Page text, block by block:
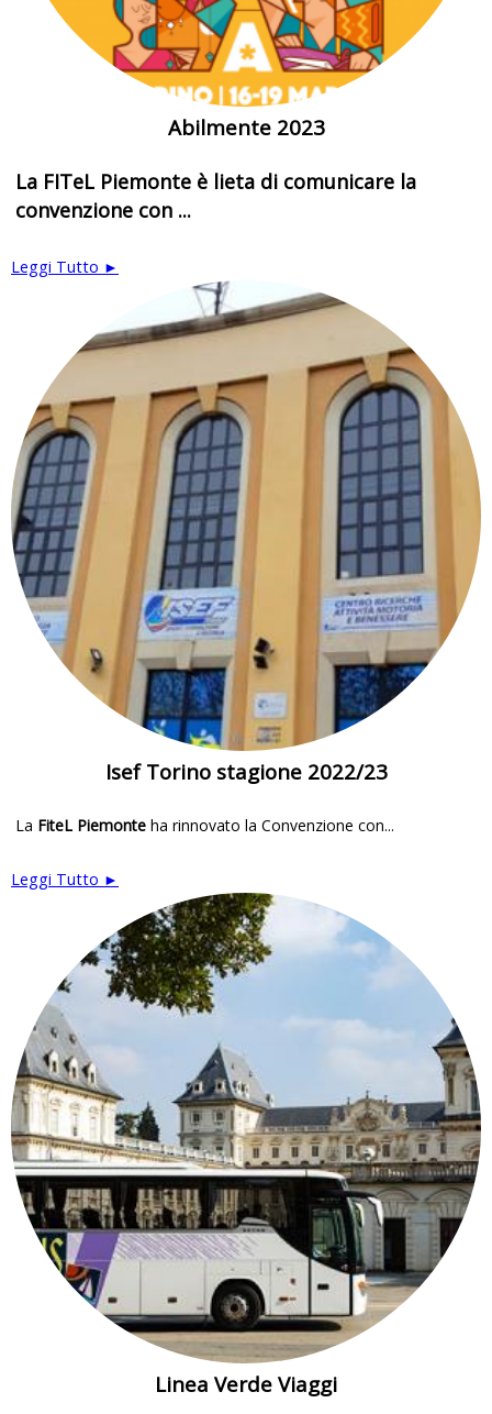
Abilmente 2023
La FITeL Piemonte è lieta di comunicare la
convenzione con ...
Leggi Tutto ►
Isef Torino stagione 2022/23
La FiteL Piemonteha rinnovato la Convenzione con...
Leggi Tutto ►
Linea Verde Viaggi